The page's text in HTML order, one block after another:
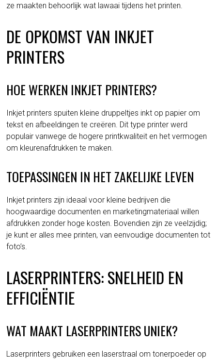
ze maakten behoorlijk wat lawaai tijdens het printen.
DE OPKOMST VAN INKJET
PRINTERS
HOE WERKEN INKJET PRINTERS?
Inkjet printers spuiten kleine druppeltjes inkt op papier om
tekst en afbeeldingen te creëren. Dit type printer werd
populair vanwege de hogere printkwaliteit en het vermogen
om kleurenafdrukken te maken.
TOEPASSINGEN IN HET ZAKELIJKE LEVEN
Inkjet printers zijn ideaal voor kleine bedrijven die
hoogwaardige documenten en marketingmateriaal willen
afdrukken zonder hoge kosten. Bovendien zijn ze veelzijdig;
je kunt er alles mee printen, van eenvoudige documenten tot
foto’s.
LASERPRINTERS: SNELHEID EN
EFFICIËNTIE
WAT MAAKT LASERPRINTERS UNIEK?
Laserprinters gebruiken een laserstraal om tonerpoeder op